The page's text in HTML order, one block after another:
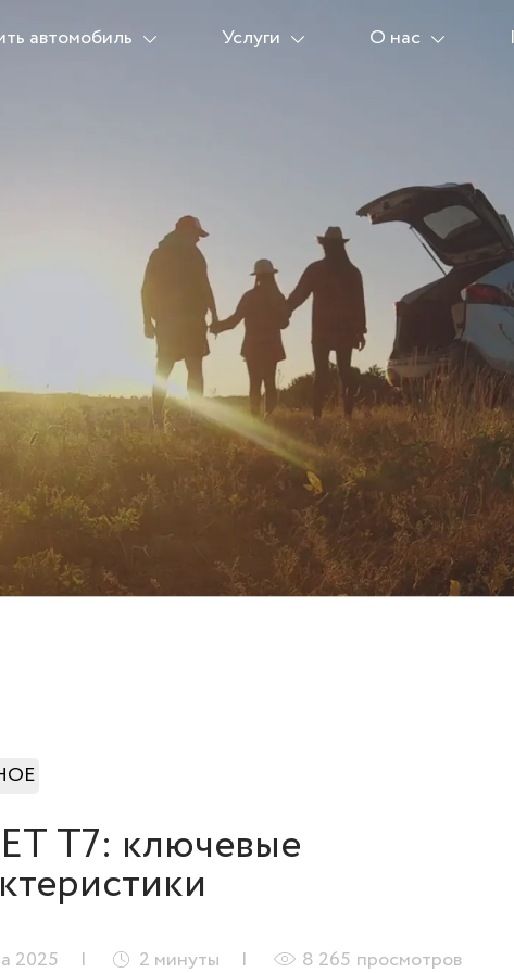
автомобиль Услуги О нас
T7: ключевые
2025 2 минуты 8 265 просмотров